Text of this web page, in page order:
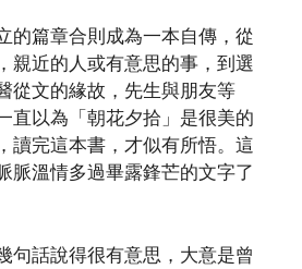
的篇章合則成為一本自傳，從
親近的人或有意思的事，到選
從文的緣故，先生與朋友等
直以為「朝花夕拾」是很美的
讀完這本書，才似有所悟。這
脈溫情多過畢露鋒芒的文字了
句話說得很有意思，大意是曾